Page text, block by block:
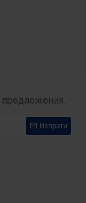
предложения.
Изпрати